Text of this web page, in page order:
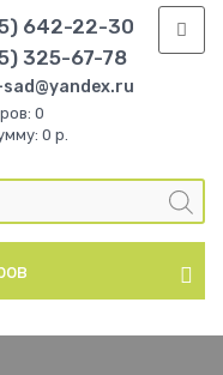
642-22-30
325-67-78
0
0 р.